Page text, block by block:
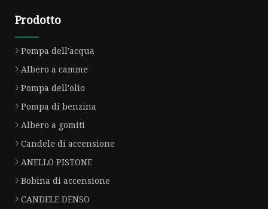
Prodotto
Pompa dell'acqua
Albero a camme
Pompa dell'olio
Pompa di benzina
Albero a gomiti
Candele di accensione
ANELLO PISTONE
Bobina di accensione
CANDELE DENSO